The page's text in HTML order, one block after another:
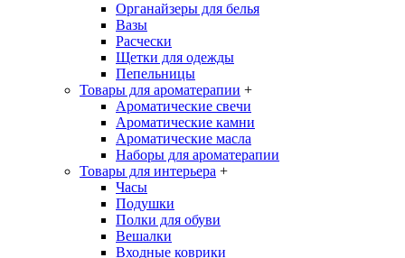
Органайзеры для белья
Вазы
Расчески
Щетки для одежды
Пепельницы
Товары для ароматерапии +
Ароматические свечи
Ароматические камни
Ароматические масла
Наборы для ароматерапии
Товары для интерьера +
Часы
Подушки
Полки для обуви
Вешалки
Входные коврики